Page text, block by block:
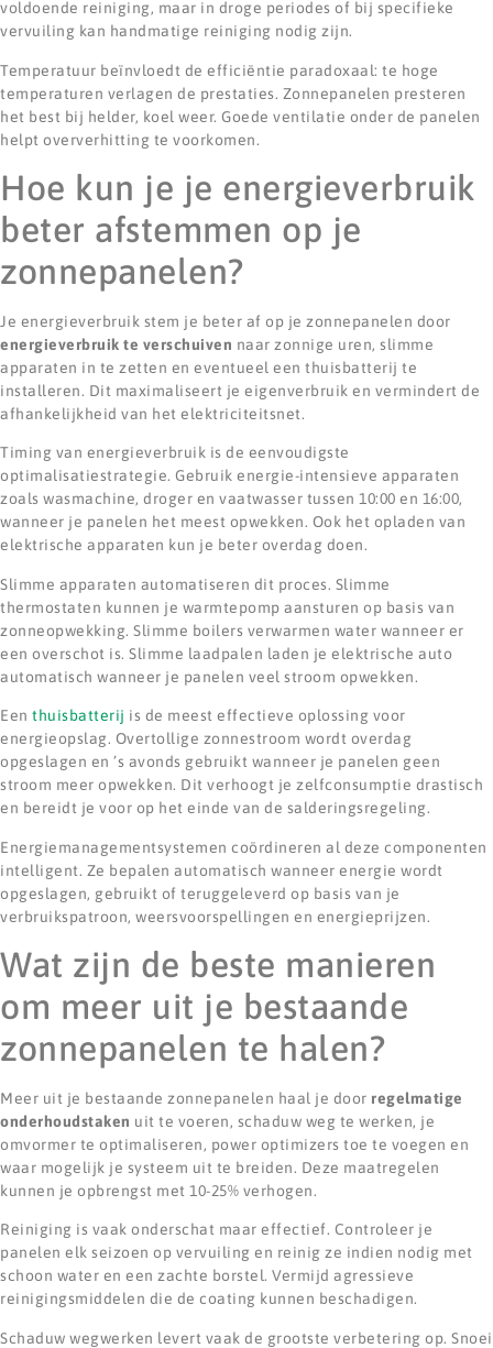
voldoende reiniging, maar in droge periodes of bij specifieke
vervuiling kan handmatige reiniging nodig zijn.
Temperatuur beïnvloedt de efficiëntie paradoxaal: te hoge
temperaturen verlagen de prestaties. Zonnepanelen presteren
het best bij helder, koel weer. Goede ventilatie onder de panelen
helpt oververhitting te voorkomen.
Hoe kun je je energieverbruik
beter afstemmen op je
zonnepanelen?
Je energieverbruik stem je beter af op je zonnepanelen door
energieverbruik te verschuiven naar zonnige uren, slimme
apparaten in te zetten en eventueel een thuisbatterij te
installeren. Dit maximaliseert je eigenverbruik en vermindert de
afhankelijkheid van het elektriciteitsnet.
Timing van energieverbruik is de eenvoudigste
optimalisatiestrategie. Gebruik energie-intensieve apparaten
zoals wasmachine, droger en vaatwasser tussen 10:00 en 16:00,
wanneer je panelen het meest opwekken. Ook het opladen van
elektrische apparaten kun je beter overdag doen.
Slimme apparaten automatiseren dit proces. Slimme
thermostaten kunnen je warmtepomp aansturen op basis van
zonneopwekking. Slimme boilers verwarmen water wanneer er
een overschot is. Slimme laadpalen laden je elektrische auto
automatisch wanneer je panelen veel stroom opwekken.
Een thuisbatterij is de meest effectieve oplossing voor
energieopslag. Overtollige zonnestroom wordt overdag
opgeslagen en ’s avonds gebruikt wanneer je panelen geen
stroom meer opwekken. Dit verhoogt je zelfconsumptie drastisch
en bereidt je voor op het einde van de salderingsregeling.
Energiemanagementsystemen coördineren al deze componenten
intelligent. Ze bepalen automatisch wanneer energie wordt
opgeslagen, gebruikt of teruggeleverd op basis van je
verbruikspatroon, weersvoorspellingen en energieprijzen.
Wat zijn de beste manieren
om meer uit je bestaande
zonnepanelen te halen?
Meer uit je bestaande zonnepanelen haal je door regelmatige
onderhoudstaken uit te voeren, schaduw weg te werken, je
omvormer te optimaliseren, power optimizers toe te voegen en
waar mogelijk je systeem uit te breiden. Deze maatregelen
kunnen je opbrengst met 10-25% verhogen.
Reiniging is vaak onderschat maar effectief. Controleer je
panelen elk seizoen op vervuiling en reinig ze indien nodig met
schoon water en een zachte borstel. Vermijd agressieve
reinigingsmiddelen die de coating kunnen beschadigen.
Schaduw wegwerken levert vaak de grootste verbetering op. Snoei